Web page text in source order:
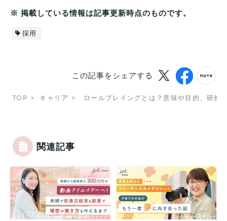
※ 掲載している情報は記事更新時点のものです。
採用
この記事をシェアする
TOP キャリア ロールプレイングとは？意味や目的、研修
関連記事